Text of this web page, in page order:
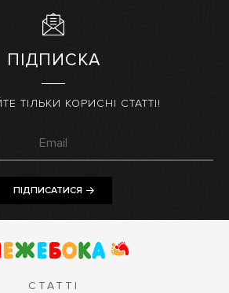
ПІДПИСКА
ТІЛЬКИ КОРИСНІ СТАТТІ!
ПІДПИСАТИСЯ
СТАТТІ